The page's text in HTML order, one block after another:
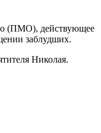
(ПМО), действующее
заблудших.
Николая.